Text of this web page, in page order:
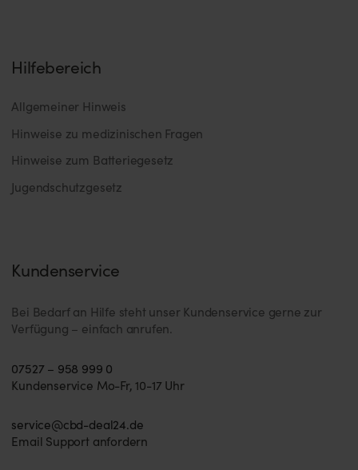
Hilfebereich
Allgemeiner Hinweis
Hinweise zu medizinischen Fragen
Hinweise zum Batteriegesetz
Jugendschutzgesetz
Kundenservice
Bei Bedarf an Hilfe steht unser Kundenservice gerne zur
Verfügung – einfach anrufen.
07527 – 958 999 0
Kundenservice Mo-Fr, 10-17 Uhr
service@cbd-deal24.de
Email Support anfordern